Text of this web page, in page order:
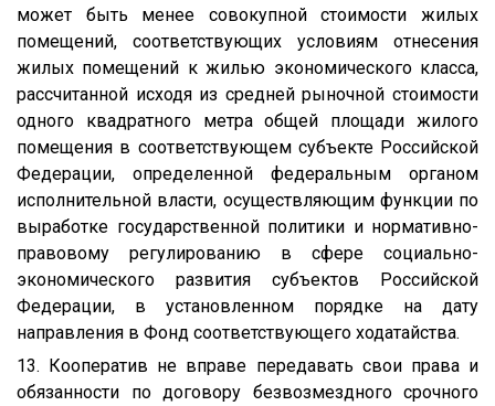
может быть менее совокупной стоимости жилых
помещений, соответствующих условиям отнесения
жилых помещений к жилью экономического класса,
рассчитанной исходя из средней рыночной стоимости
одного квадратного метра общей площади жилого
помещения в соответствующем субъекте Российской
Федерации, определенной федеральным органом
исполнительной власти, осуществляющим функции по
выработке государственной политики и нормативно-
правовому регулированию в сфере социально-
экономического развития субъектов Российской
Федерации, в установленном порядке на дату
направления в Фонд соответствующего ходатайства.
13. Кооператив не вправе передавать свои права и
обязанности по договору безвозмездного срочного